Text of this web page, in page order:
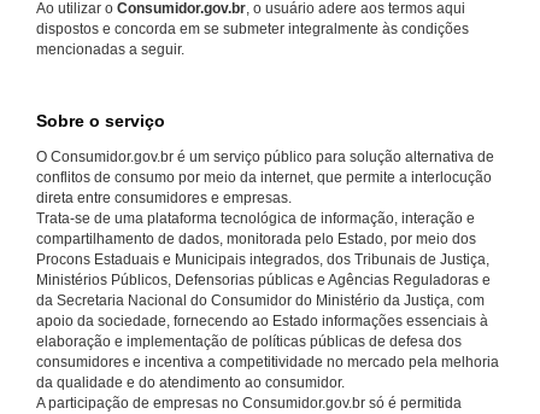
Ao utilizar o Consumidor.gov.br, o usuário adere aos termos aqui
dispostos e concorda em se submeter integralmente às condições
mencionadas a seguir.
Sobre o serviço
O Consumidor.gov.br é um serviço público para solução alternativa de
conflitos de consumo por meio da internet, que permite a interlocução
direta entre consumidores e empresas.
Trata-se de uma plataforma tecnológica de informação, interação e
compartilhamento de dados, monitorada pelo Estado, por meio dos
Procons Estaduais e Municipais integrados, dos Tribunais de Justiça,
Ministérios Públicos, Defensorias públicas e Agências Reguladoras e
da Secretaria Nacional do Consumidor do Ministério da Justiça, com
apoio da sociedade, fornecendo ao Estado informações essenciais à
elaboração e implementação de políticas públicas de defesa dos
consumidores e incentiva a competitividade no mercado pela melhoria
da qualidade e do atendimento ao consumidor.
A participação de empresas no Consumidor.gov.br só é permitida